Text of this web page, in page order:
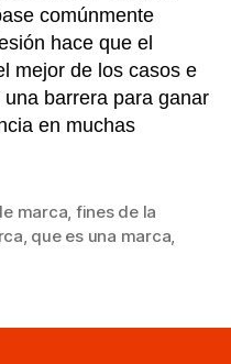
comúnmente
hace que el
mejor de los casos e
barrera para ganar
en muchas
marca fines de la
que es una marca